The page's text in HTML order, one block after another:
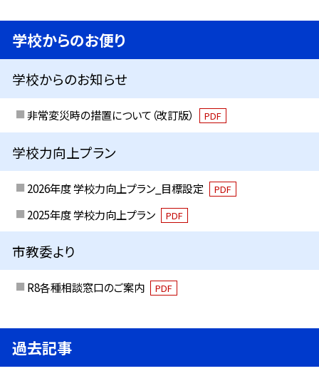
学校からのお便り
学校からのお知らせ
非常変災時の措置について（改訂版） PDF
学校力向上プラン
2026年度 学校力向上プラン_目標設定 PDF
2025年度 学校力向上プラン PDF
市教委より
R8各種相談窓口のご案内 PDF
過去記事